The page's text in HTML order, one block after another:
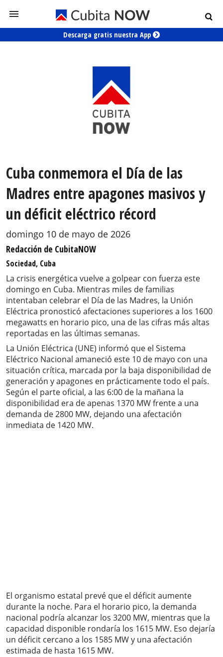
Descarga gratis nuestra App
Cuba conmemora el Día de las
Madres entre apagones masivos y
un déficit eléctrico récord
domingo 10 de mayo de 2026
Redacción de CubitaNOW
Sociedad, Cuba
La crisis energética vuelve a golpear con fuerza este
domingo en Cuba. Mientras miles de familias
intentaban celebrar el Día de las Madres, la Unión
Eléctrica pronosticó afectaciones superiores a los 1600
megawatts en horario pico, una de las cifras más altas
reportadas en las últimas semanas.
La Unión Eléctrica (UNE) informó que el Sistema
Eléctrico Nacional amaneció este 10 de mayo con una
situación crítica, marcada por la baja disponibilidad de
generación y apagones en prácticamente todo el país.
Según el parte oficial, a las 6:00 de la mañana la
disponibilidad era de apenas 1370 MW frente a una
demanda de 2800 MW, dejando una afectación
inmediata de 1420 MW.
El organismo estatal prevé que el déficit aumente
durante la noche. Para el horario pico, la demanda
nacional podría alcanzar los 3200 MW, mientras que la
capacidad disponible rondaría los 1615 MW. Eso dejaría
un déficit cercano a los 1585 MW y una afectación
estimada de hasta 1615 MW.